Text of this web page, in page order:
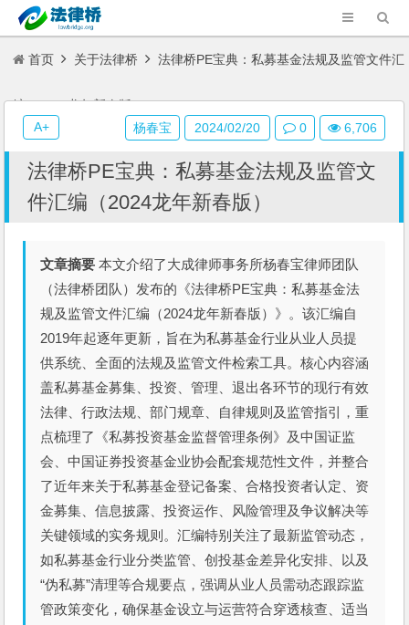
首页 关于法律桥 法律桥PE宝典：私募基金法规及监管文件汇
编（2024龙年新春版）
法律桥PE宝典：私募基金法规及监管文
件汇编（2024龙年新春版）
文章摘要 本文介绍了大成律师事务所杨春宝律师团队
（法律桥团队）发布的《法律桥PE宝典：私募基金法
规及监管文件汇编（2024龙年新春版）》。该汇编自
2019年起逐年更新，旨在为私募基金行业从业人员提
供系统、全面的法规及监管文件检索工具。核心内容涵
盖私募基金募集、投资、管理、退出各环节的现行有效
法律、行政法规、部门规章、自律规则及监管指引，重
点梳理了《私募投资基金监督管理条例》及中国证监
会、中国证券投资基金业协会配套规范性文件，并整合
了近年来关于私募基金登记备案、合格投资者认定、资
金募集、信息披露、投资运作、风险管理及争议解决等
关键领域的实务规则。汇编特别关注了最新监管动态，
如私募基金行业分类监管、创投基金差异化安排、以及
“伪私募”清理等合规要点，强调从业人员需动态跟踪监
管政策变化，确保基金设立与运营符合穿透核查、适当
杨春宝 2024/02/20 0 6,706
A+